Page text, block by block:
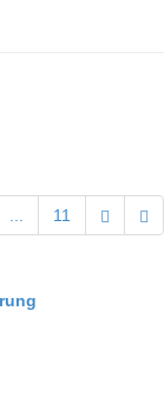
... 11